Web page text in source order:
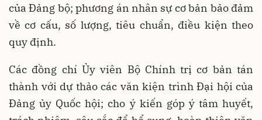
của Đảng bộ; phương án nhân sự cơ bản bảo đảm
về cơ cấu, số lượng, tiêu chuẩn, điều kiện theo
quy định.
Các đồng chí Ủy viên Bộ Chính trị cơ bản tán
thành với dự thảo các văn kiện trình Đại hội của
Đảng ủy Quốc hội; cho ý kiến góp ý tâm huyết,